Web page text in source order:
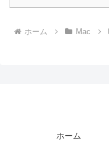
ホーム Mac
ホーム